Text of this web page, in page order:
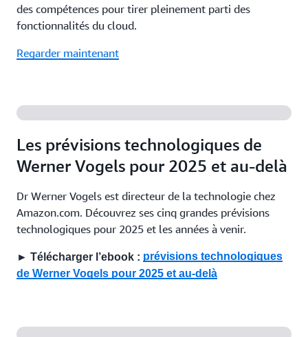
des compétences pour tirer pleinement parti des
fonctionnalités du cloud.
Regarder maintenant
Les prévisions technologiques de
Werner Vogels pour 2025 et au-delà
Dr Werner Vogels est directeur de la technologie chez
Amazon.com. Découvrez ses cinq grandes prévisions
technologiques pour 2025 et les années à venir.
► Télécharger l’ebook : prévisions technologiques
de Werner Vogels pour 2025 et au-delà